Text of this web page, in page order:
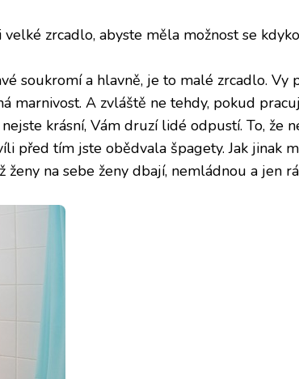
zrcadlo, abyste měla možnost se
soukromí a hlavně, je to malé zrcadlo. Vy
marnivost. A zvláště ne tehdy, pokud
krásní, Vám druzí lidé odpustí. To, že
před tím jste obědvala špagety. Jak jinak
na sebe ženy dbají, nemládnou a jen